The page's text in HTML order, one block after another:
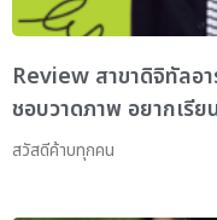
Review สาขาดิจิทัลอ
ชอบวาดภาพ อยากเรี
สวัสดีค้าบทุกคน